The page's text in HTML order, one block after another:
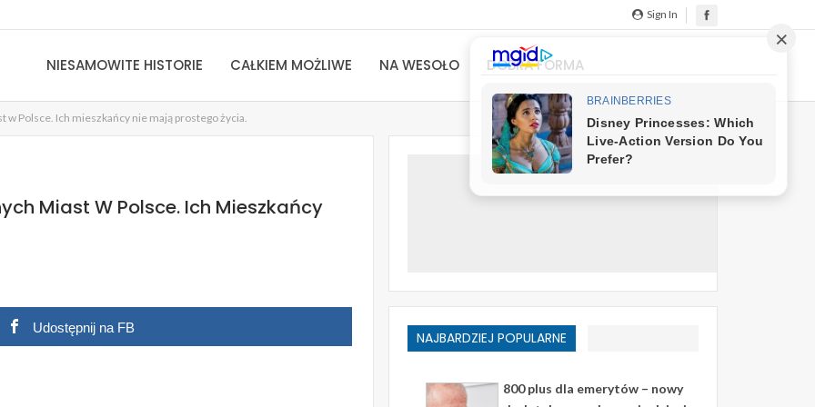
Sign In
NIESAMOWITE HISTORIE CAŁKIEM MOŻLIWE NA WESOŁO DOBRA FORMA
Polsce. Ich mieszkańcy nie mają prostego życia.
Miast W Polsce. Ich Mieszkańcy
Udostępnij na FB
NAJBARDZIEJ POPULARNE
800 plus dla emerytów – nowy